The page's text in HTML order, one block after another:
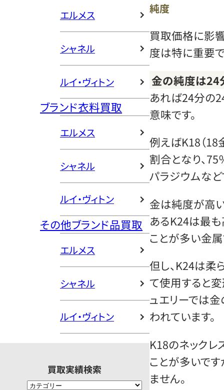
エルメス
シャネル
ルイ・ヴィトン
ブランド衣料買取
エルメス
シャネル
ルイ・ヴィトン
その他ブランド品買取
エルメス
シャネル
ルイ・ヴィトン
買取実績検索
純度
買取価格に影
度は特に重要で
金の純度は24
あれば24分の
意味です。
例えばK18（
割合となり、
パラジウムなど
金は純度が高
あるK24は最
ことが多い金属
但し、K24は柔
て使用すると
ュエリーでは
われています。
K18のネック
ことが多いで
ません。